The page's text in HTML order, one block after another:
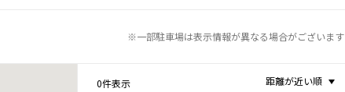
※一部駐車場は表示情報が異なる場合がございます
0件表示 距離が近い順